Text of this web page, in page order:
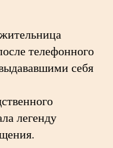
телефонного
себя
легенду